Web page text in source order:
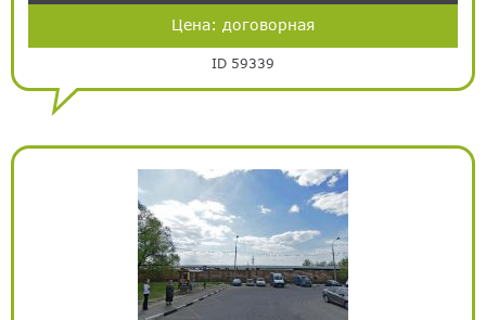
Цена: договорная
ID 59339